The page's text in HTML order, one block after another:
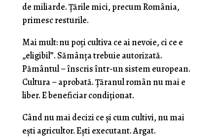
de miliarde. Țările mici, precum România,
primesc resturile.
Mai mult: nu poți cultiva ce ai nevoie, ci ce e
„eligibil”. Sămânța trebuie autorizată.
Pământul – înscris într-un sistem european.
Cultura – aprobată. Țăranul român nu mai e
liber. E beneficiar condiționat.
Când nu mai decizi ce și cum cultivi, nu mai
ești agricultor. Ești executant. Argat.